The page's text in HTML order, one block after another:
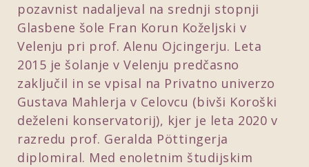
pozavnist nadaljeval na srednji stopnji
Glasbene šole Fran Korun Koželjski v
Velenju pri prof. Alenu Ojcingerju. Leta
2015 je šolanje v Velenju predčasno
zaključil in se vpisal na Privatno univerzo
Gustava Mahlerja v Celovcu (bivši Koroški
deželeni konservatorij), kjer je leta 2020 v
razredu prof. Geralda Pöttingerja
diplomiral. Med enoletnim študijskim